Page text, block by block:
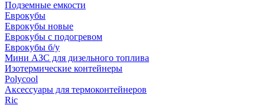
Подземные емкости
Еврокубы
Еврокубы новые
Еврокубы с подогревом
Еврокубы б/у
Мини АЗС для дизельного топлива
Изотермические контейнеры
Polycool
Аксессуары для термоконтейнеров
Ric